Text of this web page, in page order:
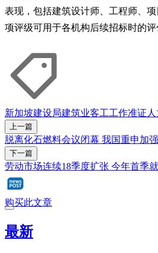
表现，包括建筑设计师、工程师、
项评级可用于各机构后续招标时的评
新加坡建设局建筑业客工工作准证
上一篇
脱离化石燃料会议闭幕 我国重申加
下一篇
劳动市场连续18季度扩张 今年首季
购买此文章
最新